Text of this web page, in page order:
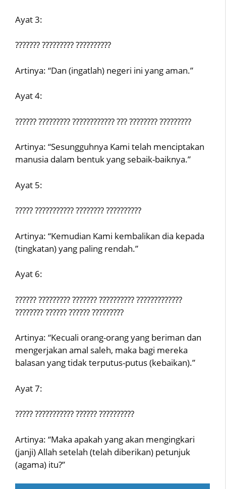
Ayat 3:
??????? ????????? ??????????
Artinya: “Dan (ingatlah) negeri ini yang aman.”
Ayat 4:
?????? ????????? ???????????? ??? ???????? ?????????
Artinya: “Sesungguhnya Kami telah menciptakan
manusia dalam bentuk yang sebaik-baiknya.”
Ayat 5:
????? ??????????? ???????? ??????????
Artinya: “Kemudian Kami kembalikan dia kepada
(tingkatan) yang paling rendah.”
Ayat 6:
?????? ????????? ??????? ?????????? ?????????????
???????? ?????? ?????? ?????????
Artinya: “Kecuali orang-orang yang beriman dan
mengerjakan amal saleh, maka bagi mereka
balasan yang tidak terputus-putus (kebaikan).”
Ayat 7:
????? ??????????? ?????? ??????????
Artinya: “Maka apakah yang akan mengingkari
(janji) Allah setelah (telah diberikan) petunjuk
(agama) itu?”